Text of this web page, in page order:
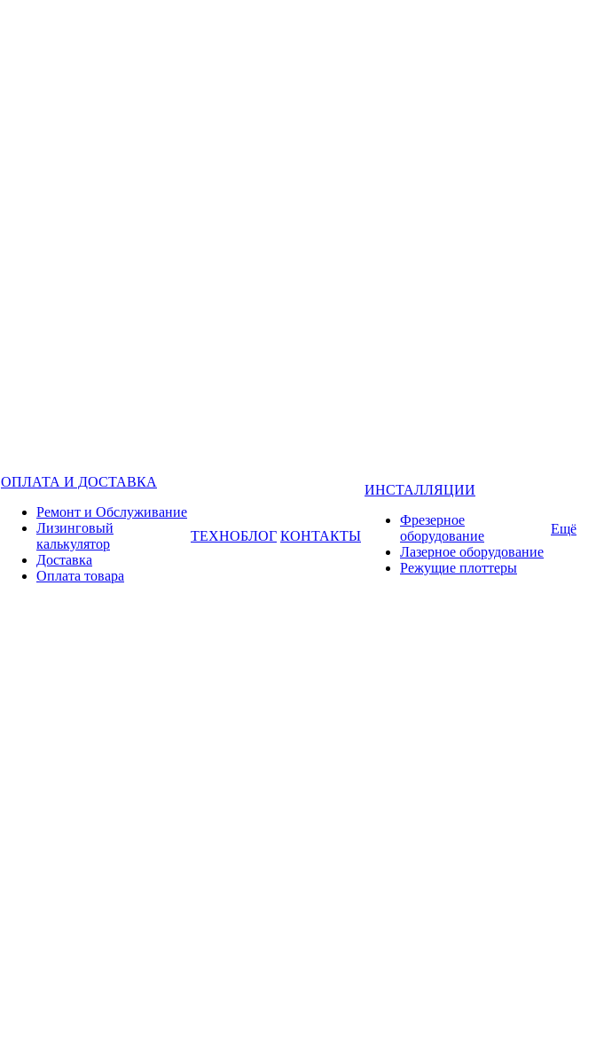
ОПЛАТА И ДОСТАВКА
Ремонт и Обслуживание
Лизинговый
калькулятор
Доставка
Оплата товара
ТЕХНОБЛОГ КОНТАКТЫ
ИНСТАЛЛЯЦИИ
Фрезерное
оборудование
Лазерное оборудование
Режущие плоттеры
Ещё